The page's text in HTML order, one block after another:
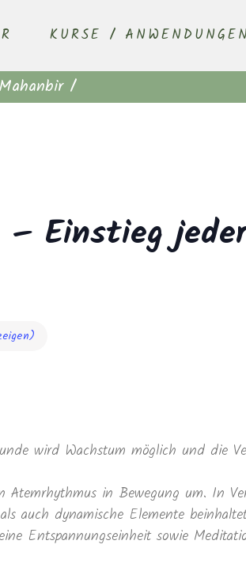
KURSE / ANWENDUNGEN
/
– Einstieg
wird Wachstum möglich und die
in Bewegung um. In
auch dynamische Elemente
Entspannungseinheit sowie